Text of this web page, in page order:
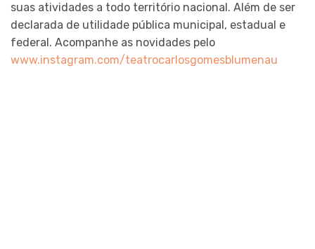
suas atividades a todo território nacional. Além de ser
declarada de utilidade pública municipal, estadual e
federal. Acompanhe as novidades pelo
www.instagram.com/teatrocarlosgomesblumenau